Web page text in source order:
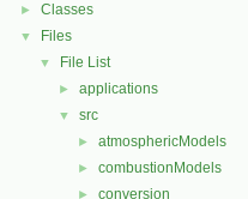
► Classes
▼ Files
▼ File List
► applications
▼ src
► atmosphericModels
► combustionModels
► conversion